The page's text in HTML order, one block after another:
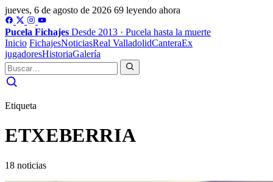
jueves, 6 de agosto de 2026 69 leyendo ahora
Pucela Fichajes Desde 2013 · Pucela hasta la muerte
Inicio FichajesNoticiasReal ValladolidCanteraEx
jugadoresHistoriaGalería
Etiqueta
ETXEBERRIA
18 noticias